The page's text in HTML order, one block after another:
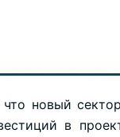
новый
в